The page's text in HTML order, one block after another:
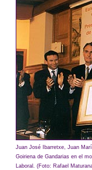
Juan José Ibarretxe, Juan
Goiriena de Gandarias en el
Laboral. (Foto: Rafael